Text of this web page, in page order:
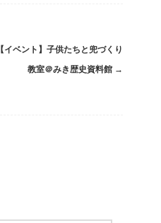
【イベント】子供たちと兜づくり
教室＠みき歴史資料館 →